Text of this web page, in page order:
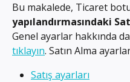
Bu makalede, Ticaret
yapılandırmasındaki
Genel ayarlar hakkında
tıklayın. Satın Alma
Satış ayarları